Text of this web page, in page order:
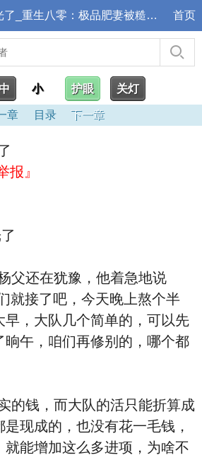
第67章 钱要花光了_重生八零：极品肥妻被糙汉宠上天 首页
中 小 护眼 关灯
章 目录 下一章
报』
还在犹豫，他着急地说
就接了吧，今天晚上熬个半
早，大队几个简单的，可以先
晌午，咱们再修别的，哪个都
钱，而大队的活只能折算成
现成的，也没有花一毛钱，
就能增加这么多进项，为啥不